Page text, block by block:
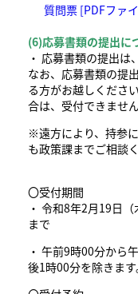
質問票 [PDFファ
(6)応募書類の提出に
・ 応募書類の提出は
なお、応募書類の提
る方がお越しくださ
合は、受付できません
※遠方により、持参
も政策課までご相談
〇受付期間
・ 令和8年2月19日
まで
・ 午前9時00分から
後1時00分を除きます